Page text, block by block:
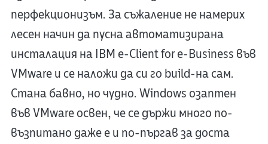
перфекционизъм. За съжаление не намерих
лесен начин да пусна автоматизирана
инсталация на IBM e-Client for e-Business във
VMware и се наложи да си го build-на сам.
Стана бавно, но чудно. Windows озаптен
във VMware освен, че се държи много по-
възпитано даже е и по-пъргав за доста